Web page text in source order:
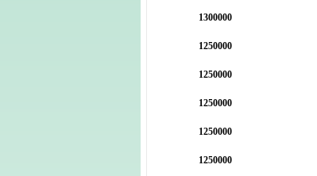
1300000
1250000
1250000
1250000
1250000
1250000